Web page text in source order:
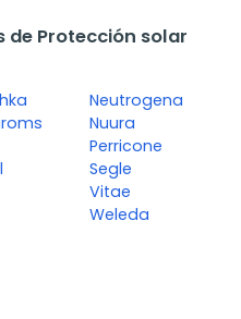
Protección solar
Neutrogena
Nuura
Perricone
Segle
Vitae
Weleda